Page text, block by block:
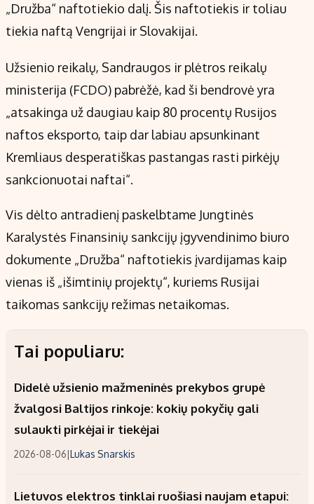
„Družba“ naftotiekio dalį. Šis naftotiekis ir toliau
tiekia naftą Vengrijai ir Slovakijai.
Užsienio reikalų, Sandraugos ir plėtros reikalų
ministerija (FCDO) pabrėžė, kad ši bendrovė yra
„atsakinga už daugiau kaip 80 procentų Rusijos
naftos eksporto, taip dar labiau apsunkinant
Kremliaus desperatiškas pastangas rasti pirkėjų
sankcionuotai naftai“.
Vis dėlto antradienį paskelbtame Jungtinės
Karalystės Finansinių sankcijų įgyvendinimo biuro
dokumente „Družba“ naftotiekis įvardijamas kaip
vienas iš „išimtinių projektų“, kuriems Rusijai
taikomas sankcijų režimas netaikomas.
Tai populiaru:
Didelė užsienio mažmeninės prekybos grupė
žvalgosi Baltijos rinkoje: kokių pokyčių gali
sulaukti pirkėjai ir tiekėjai
2026-08-06|Lukas Snarskis
Lietuvos elektros tinklai ruošiasi naujam etapui: